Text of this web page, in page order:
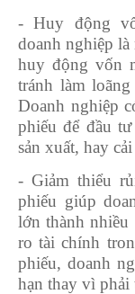
- Huy động
doanh nghiệp
huy động vốn
tránh làm
Doanh nghiệp
phiếu để đầu
sản xuất, hay
- Giảm thiểu
phiếu giúp
lớn thành
ro tài chính
phiếu, doanh
hạn thay vì phải